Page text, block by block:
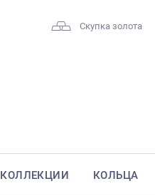
Скупка золота
КОЛЛЕКЦИИ КОЛЬЦА